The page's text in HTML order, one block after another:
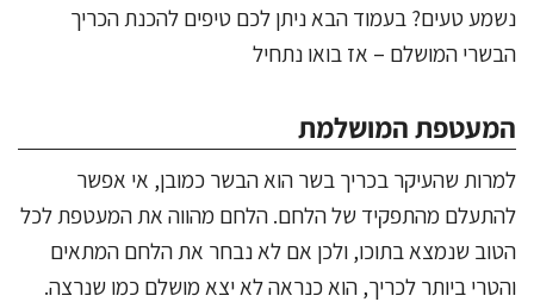
נשמע טעים? בעמוד הבא ניתן לכם טיפים להכנת הכריך
הבשרי המושלם – אז בואו נתחיל
המעטפת המושלמת
למרות שהעיקר בכריך בשר הוא הבשר כמובן, אי אפשר
להתעלם מהתפקיד של הלחם. הלחם מהווה את המעטפת לכל
הטוב שנמצא בתוכו, ולכן אם לא נבחר את הלחם המתאים
והטרי ביותר לכריך, הוא כנראה לא יצא מושלם כמו שנרצה.